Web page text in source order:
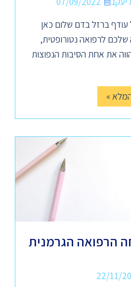
ברזל בדם שלום כאן
לרפואה נטורופטית,
את אחת הסיבות הנפוצות
»
הרפואה הגרמנית
22/11/